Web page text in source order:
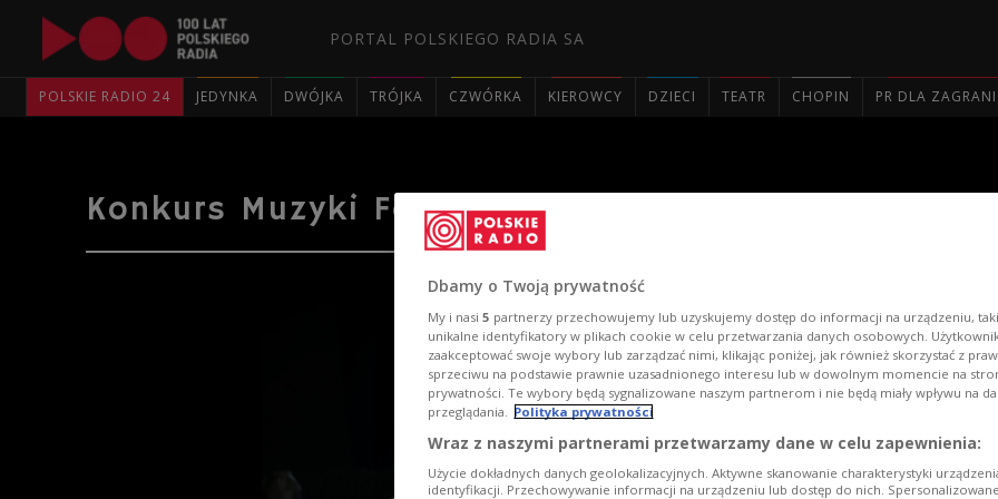
PORTAL POLSKIEGO RADIA SA
POLSKIE RADIO 24 JEDYNKA DWÓJKA TRÓJKA CZWÓRKA KIEROWCY DZIECI TEATR CHOPIN PR DLA
Konkurs Muzyki Folkowej "Nowa Tradycja" 2021.
Dbamy o Twoją prywatność
My i nasi 5 partnerzy przechowujemy lub uzyskujemy dostęp do informacji na urządzeniu,
unikalne identyfikatory w plikach cookie w celu przetwarzania danych osobowych.
zaakceptować swoje wybory lub zarządzać nimi, klikając poniżej, jak również skorzystać z
sprzeciwu na podstawie prawnie uzasadnionego interesu lub w dowolnym momencie na
prywatności. Te wybory będą sygnalizowane naszym partnerom i nie będą miały wpływu na
przeglądania. Polityka prywatności
Wraz z naszymi partnerami przetwarzamy dane w celu zapewnienia:
Użycie dokładnych danych geolokalizacyjnych. Aktywne skanowanie charakterystyki
identyfikacji. Przechowywanie informacji na urządzeniu lub dostęp do nich.